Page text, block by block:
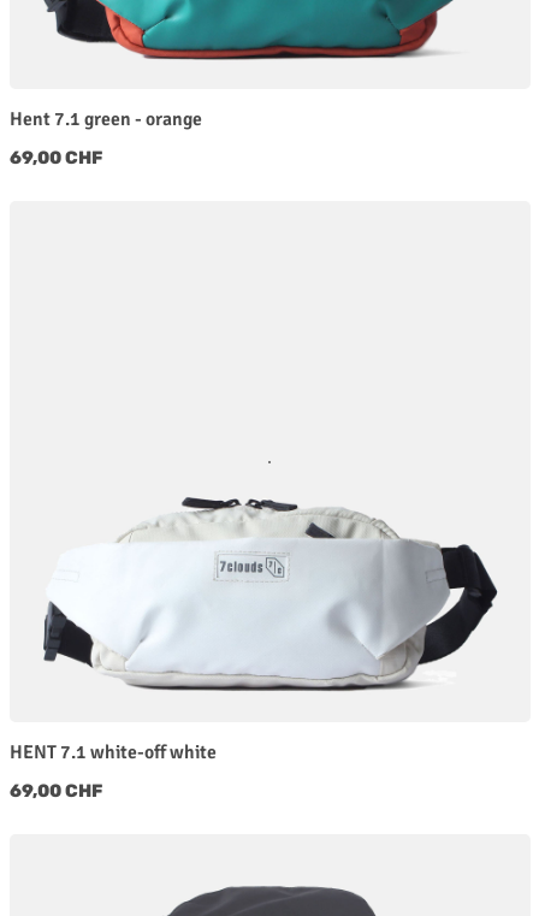
Hent 7.1 green - orange
Regulärer Preis:
69,00 CHF
HENT 7.1 white-off white
Regulärer Preis:
69,00 CHF